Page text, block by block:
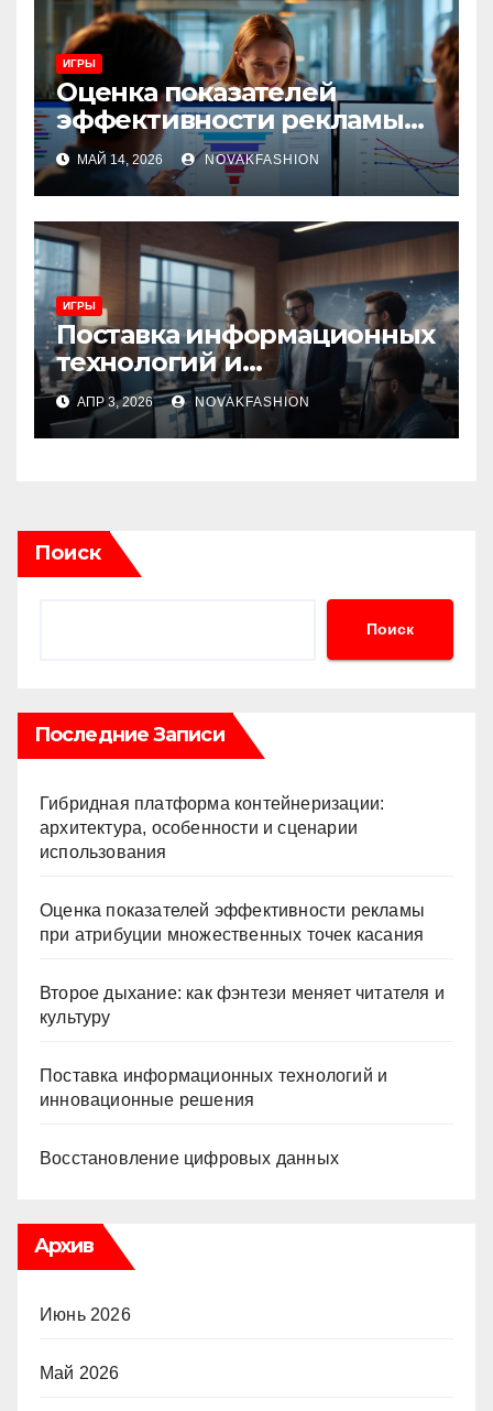
ИГРЫ
Оценка показателей
эффективности рекламы
при атрибуции
множественных точек
касания
МАЙ 14, 2026 NOVAKFASHION
ИГРЫ
Поставка информационных
технологий и
инновационные решения
АПР 3, 2026 NOVAKFASHION
Поиск
Поиск
Последние Записи
Гибридная платформа контейнеризации:
архитектура, особенности и сценарии
использования
Оценка показателей эффективности рекламы
при атрибуции множественных точек касания
Второе дыхание: как фэнтези меняет читателя и
культуру
Поставка информационных технологий и
инновационные решения
Восстановление цифровых данных
Архив
Июнь 2026
Май 2026